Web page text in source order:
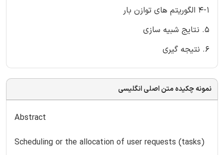
4-1 الگوریتم های توازن بار
5. نتایج شبیه سازی
6. نتیجه گیری
نمونه چکیده متن اصلی انگلیسی
Abstract
Scheduling or the allocation of user requests (tasks)